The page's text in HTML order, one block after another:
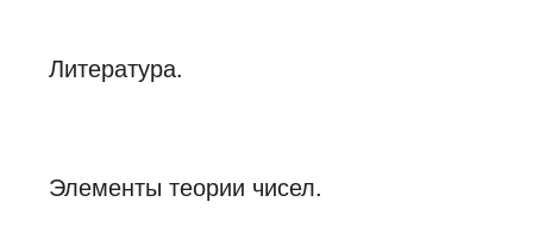
Литература.
Элементы теории чисел.